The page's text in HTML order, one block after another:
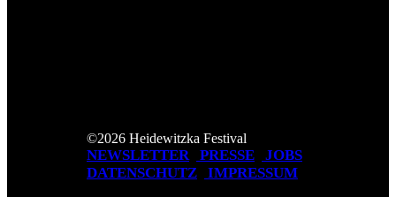
©2026 Heidewitzka Festival
NEWSLETTER PRESSE
JOBS
DATENSCHUTZ
IMPRESSUM